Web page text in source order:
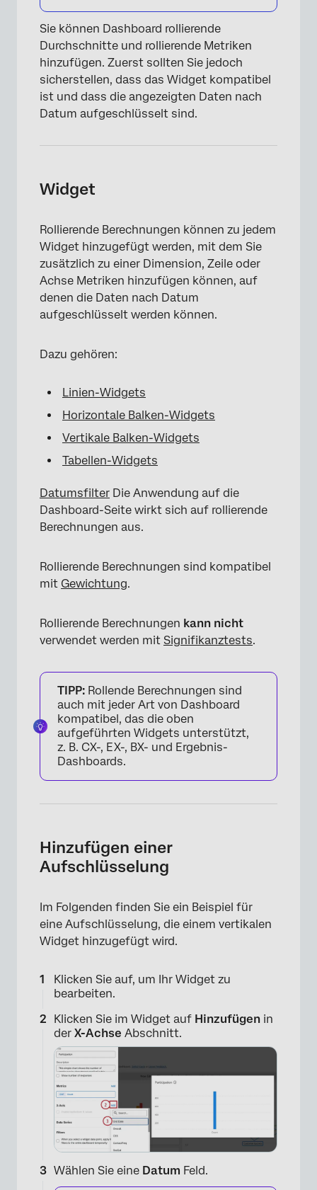
Sie können Dashboard rollierende
Durchschnitte und rollierende Metriken
hinzufügen. Zuerst sollten Sie jedoch
sicherstellen, dass das Widget kompatibel
ist und dass die angezeigten Daten nach
Datum aufgeschlüsselt sind.
Widget
Rollierende Berechnungen können zu jedem
Widget hinzugefügt werden, mit dem Sie
zusätzlich zu einer Dimension, Zeile oder
Achse Metriken hinzufügen können, auf
denen die Daten nach Datum
aufgeschlüsselt werden können.
Dazu gehören:
Linien-Widgets
Horizontale Balken-Widgets
Vertikale Balken-Widgets
Tabellen-Widgets
Datumsfilter Die Anwendung auf die
Dashboard-Seite wirkt sich auf rollierende
Berechnungen aus.
Rollierende Berechnungen sind kompatibel
mit Gewichtung.
Rollierende Berechnungen kann nicht
verwendet werden mit Signifikanztests.
TIPP: Rollende Berechnungen sind
auch mit jeder Art von Dashboard
kompatibel, das die oben
aufgeführten Widgets unterstützt,
z. B. CX-, EX-, BX- und Ergebnis-
Dashboards.
Hinzufügen einer
Aufschlüsselung
Im Folgenden finden Sie ein Beispiel für
eine Aufschlüsselung, die einem vertikalen
Widget hinzugefügt wird.
Klicken Sie auf, um Ihr Widget zu
bearbeiten.
Klicken Sie im Widget auf Hinzufügen in
der X-Achse Abschnitt.
Wählen Sie eine Datum Feld.